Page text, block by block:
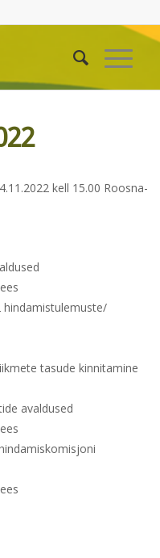
kell 15.00 Roosna-
hindamistulemuste/
tasude kinnitamine
avaldused